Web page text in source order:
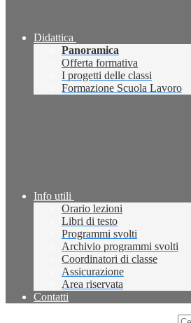
Didattica
Panoramica
Offerta formativa
I progetti delle classi
Formazione Scuola Lavoro
Info utili
Orario lezioni
Libri di testo
Programmi svolti
Archivio programmi svolti
Coordinatori di classe
Assicurazione
Area riservata
Contatti